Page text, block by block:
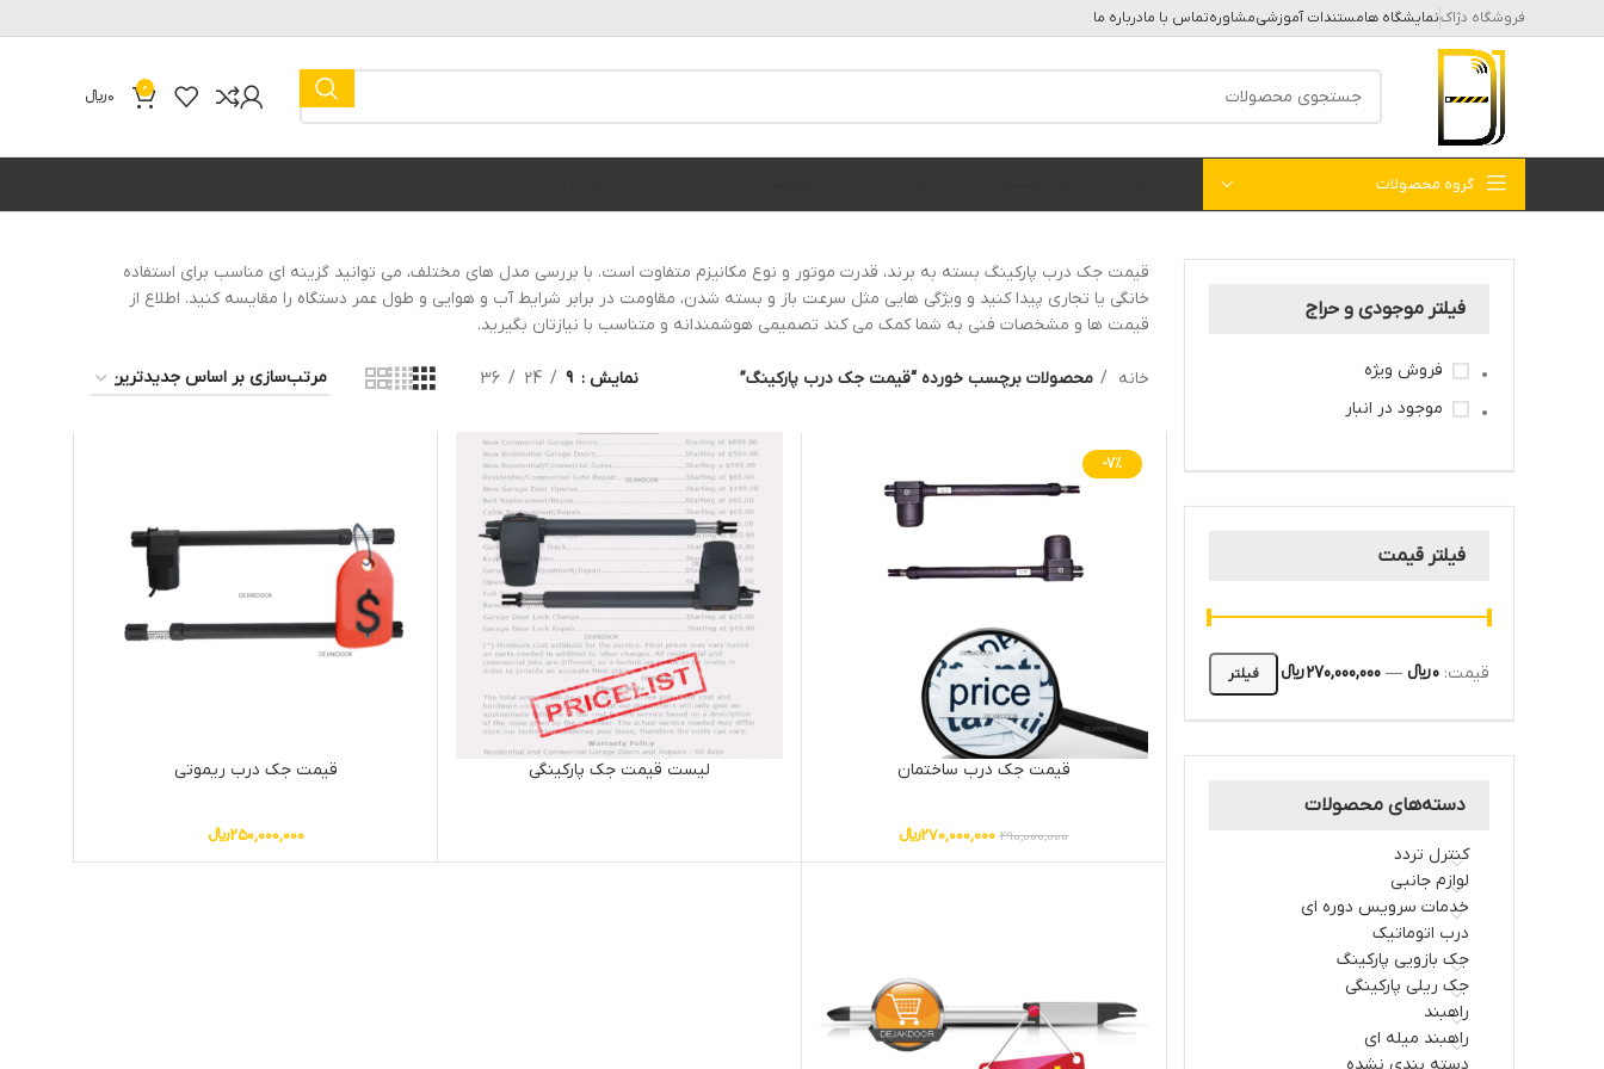
فروشگاه دژاکنمایشگاه هامستندات آموزشیمشاورهتماس با مادرباره ما
0
0﷼
گروه محصولات
فیلتر موجودی و حراج
فروش ویژه
موجود در انبار
فیلتر قیمت
فیلتر قیمت: 0 ﷼ — 270,000,000 ﷼
دسته‌های محصولات
کنترل تردد
لوازم جانبی
خدمات سرویس دوره ای
درب اتوماتیک
جک بازویی پارکینگ
جک ریلی پارکینگی
راهبند
راهبند میله ای
قیمت جک درب پارکینگ بسته به برند، قدرت موتور و نوع مکانیزم متفاوت است. با بررسی مدل های مختلف، می توانید گزینه ای مناسب برای استفاده
خانگی یا تجاری پیدا کنید و ویژگی هایی مثل سرعت باز و بسته شدن، مقاومت در برابر شرایط آب و هوایی و طول عمر دستگاه را مقایسه کنید. اطلاع از
قیمت ها و مشخصات فنی به شما کمک می کند تصمیمی هوشمندانه و متناسب با نیازتان بگیرید.
خانه محصولات برچسب خورده “قیمت جک درب پارکینگ” نمایش 9
24
36
-7%
قیمت جک درب ساختمان
290,000,000
270,000,000﷼
لیست قیمت جک پارکینگی قیمت جک درب ریموتی
250,000,000﷼